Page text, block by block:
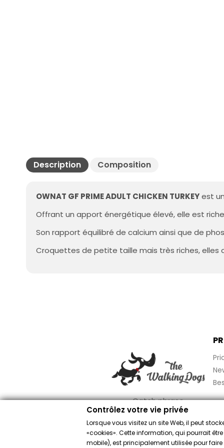
Description Composition
OWNAT GF PRIME ADULT CHICKEN TURKEY est
Offrant un apport énergétique élevé, elle est
Son rapport équilibré de calcium ainsi que de
Croquettes de petite taille mais très riches, elles
Catch phrase
Contrôlez votre vie privée
Lorsque vous visitez un site Web, il peut
«cookies». Cette information, qui pourrait
mobile), est principalement utilisée pour